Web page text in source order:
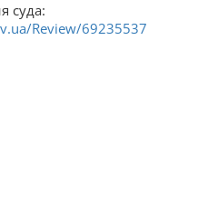
суда:
Review/69235537